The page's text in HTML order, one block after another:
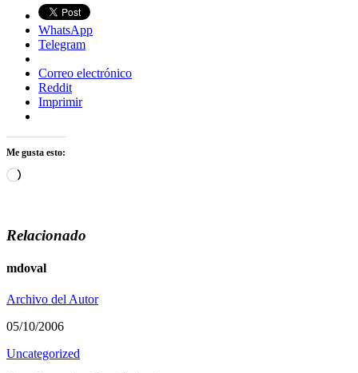
WhatsApp
Telegram
Correo electrónico
Reddit
Imprimir
Me gusta esto:
Cargando...
Relacionado
mdoval
Archivo del Autor
05/10/2006
Uncategorized